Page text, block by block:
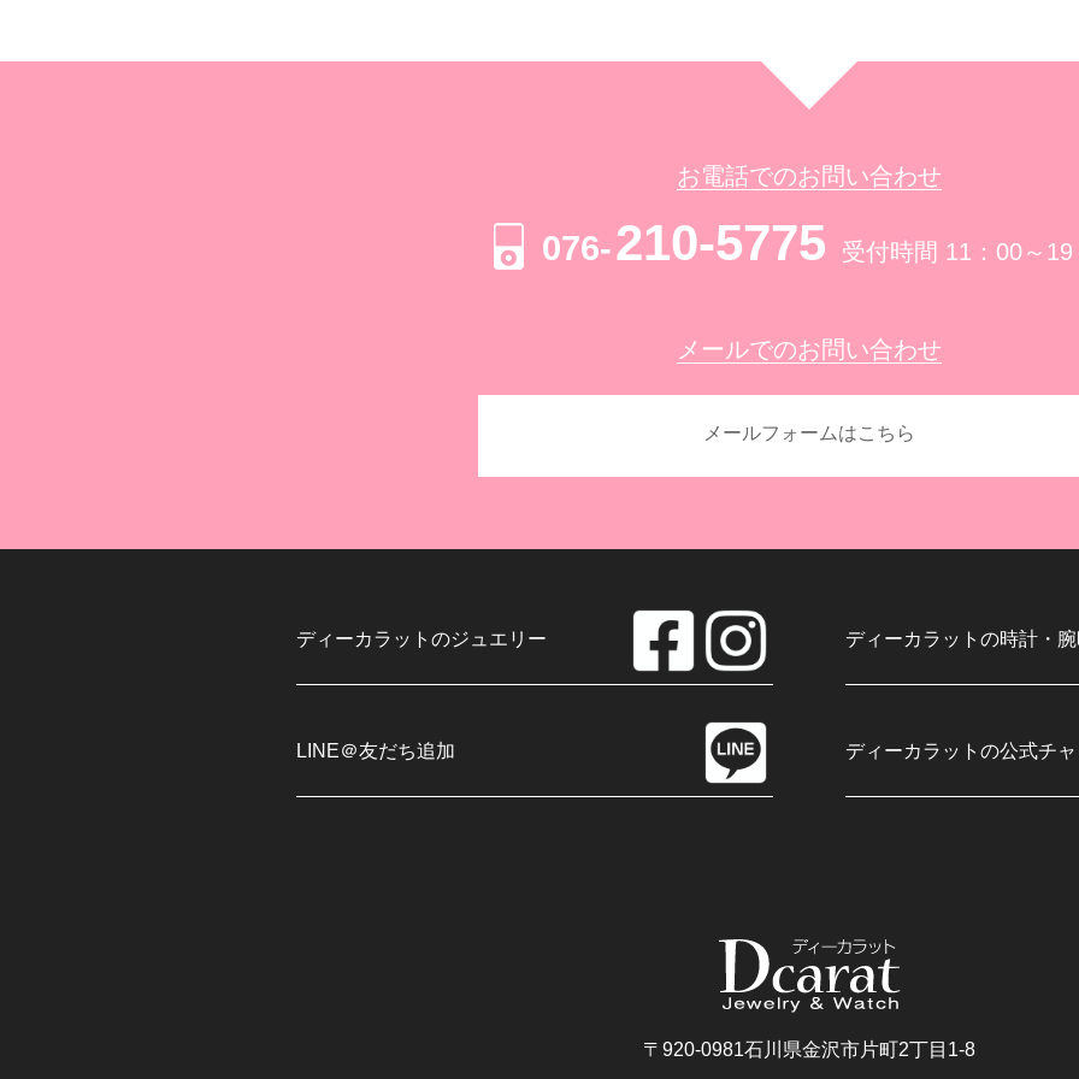
お電話でのお問い合わせ
076-210-5775 受付時間 11：00～19
メールでのお問い合わせ
メールフォームはこちら
ディーカラットのジュエリー ディーカラットの時計・
LINE＠友だち追加 ディーカラットの公式チ
〒920-0981石川県金沢市片町2丁目1-8